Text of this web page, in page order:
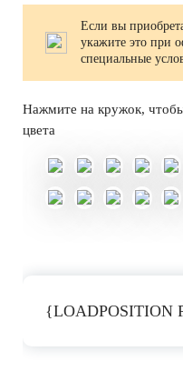
Если вы
укажите это при
специальные
Нажмите на кружок,
цвета
{LOADPOSITION